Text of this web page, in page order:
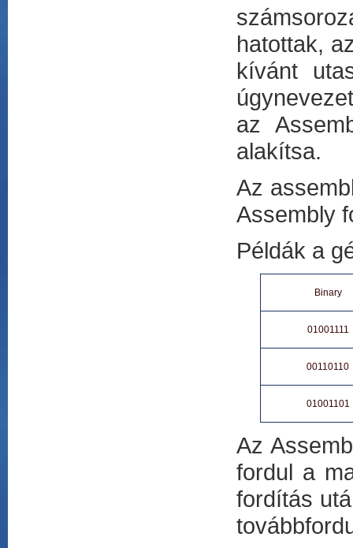
hatottak,
kívánt
az
alakítsa.
Az
Assembly
Példák a
Binary
01001111
00110110
01001101
Az
fordul a
fordítás